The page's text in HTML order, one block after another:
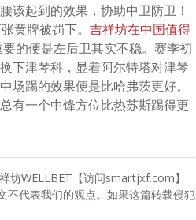
该起到的效果，协助中卫防卫！
黄牌被罚下。 吉祥坊在中国值得
的便是左后卫其实不稳。赛季初
下津琴科，显着阿尔特塔对津琴
踢的效果便是比哈弗茨更好。
有一个中锋方位比热苏斯踢得更
WELLBET【访问smartjxf.com】
代表我们的观点。如果这篇转载侵犯